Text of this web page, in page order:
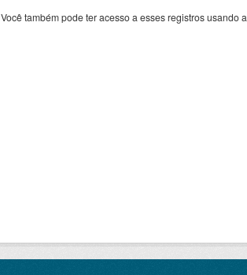
Você também pode ter acesso a esses registros usando a